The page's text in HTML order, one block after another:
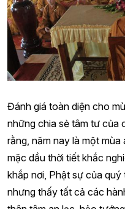
Đánh giá toàn diện cho
những chia sẻ tâm tư của
rằng, năm nay là một
mặc dầu thời tiết khắc
khắp nơi, Phật sự của
nhưng thấy tất cả các